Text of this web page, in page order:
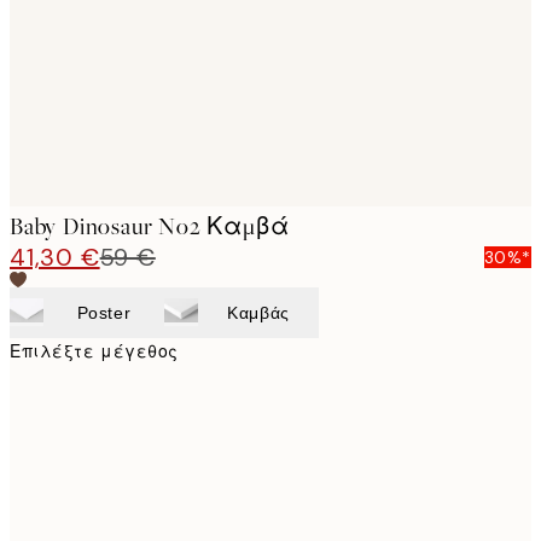
Baby Dinosaur No2 Καμβά
41,30 €59 € 30%*
Poster Καμβάς
Επιλέξτε μέγεθος